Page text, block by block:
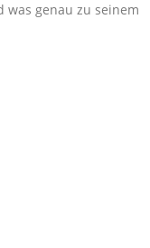
genau zu seinem